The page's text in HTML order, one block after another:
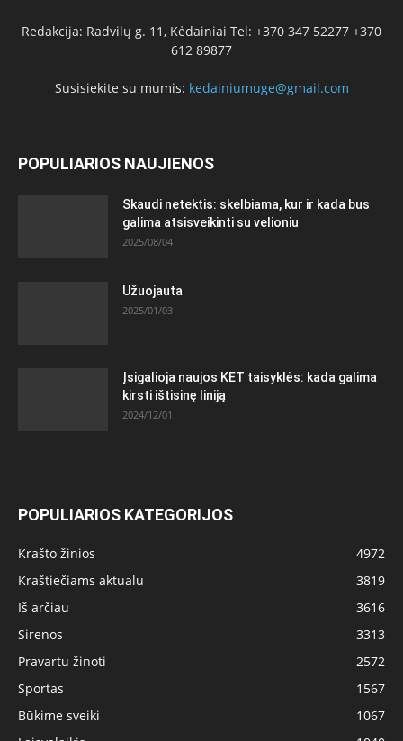
Redakcija: Radvilų g. 11, Kėdainiai Tel: +370 347 52277 +370
612 89877
Susisiekite su mumis: kedainiumuge@gmail.com
POPULIARIOS NAUJIENOS
Skaudi netektis: skelbiama, kur ir kada bus
galima atsisveikinti su velioniu
2025/08/04
Užuojauta
2025/01/03
Įsigalioja naujos KET taisyklės: kada galima
kirsti ištisinę liniją
2024/12/01
POPULIARIOS KATEGORIJOS
Krašto žinios
4972
Kraštiečiams aktualu
3819
Iš arčiau
3616
Sirenos
3313
Pravartu žinoti
2572
Sportas
1567
Būkime sveiki
1067